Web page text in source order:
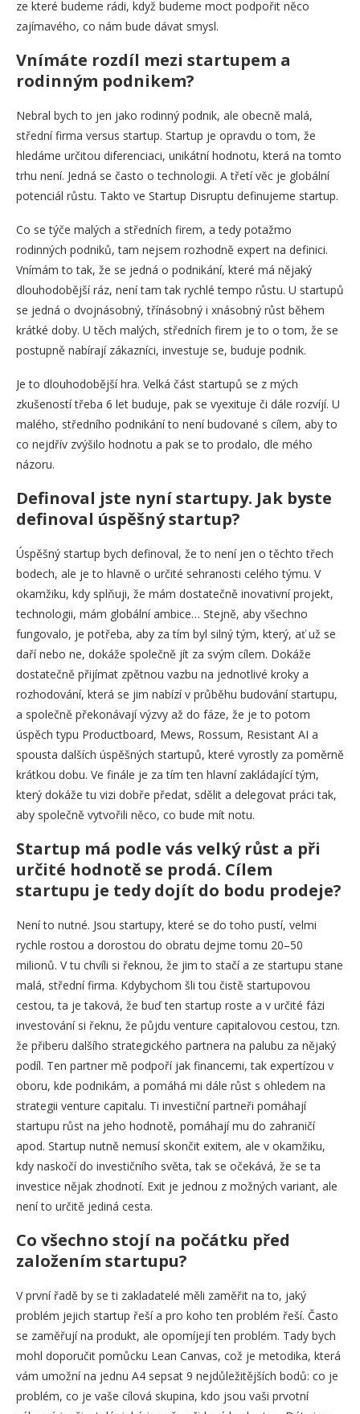
ze které budeme rádi, když budeme moct podpořit něco
zajímavého, co nám bude dávat smysl.
Vnímáte rozdíl mezi startupem a
rodinným podnikem?
Nebral bych to jen jako rodinný podnik, ale obecně malá,
střední firma versus startup. Startup je opravdu o tom, že
hledáme určitou diferenciaci, unikátní hodnotu, která na tomto
trhu není. Jedná se často o technologii. A třetí věc je globální
potenciál růstu. Takto ve Startup Disruptu definujeme startup.
Co se týče malých a středních firem, a tedy potažmo
rodinných podniků, tam nejsem rozhodně expert na definici.
Vnímám to tak, že se jedná o podnikání, které má nějaký
dlouhodobější ráz, není tam tak rychlé tempo růstu. U startupů
se jedná o dvojnásobný, třínásobný i xnásobný růst během
krátké doby. U těch malých, středních firem je to o tom, že se
postupně nabírají zákazníci, investuje se, buduje podnik.
Je to dlouhodobější hra. Velká část startupů se z mých
zkušeností třeba 6 let buduje, pak se vyexituje či dále rozvíjí. U
malého, středního podnikání to není budované s cílem, aby to
co nejdřív zvýšilo hodnotu a pak se to prodalo, dle mého
názoru.
Definoval jste nyní startupy. Jak byste
definoval úspěšný startup?
Úspěšný startup bych definoval, že to není jen o těchto třech
bodech, ale je to hlavně o určité sehranosti celého týmu. V
okamžiku, kdy splňuji, že mám dostatečně inovativní projekt,
technologii, mám globální ambice… Stejně, aby všechno
fungovalo, je potřeba, aby za tím byl silný tým, který, ať už se
daří nebo ne, dokáže společně jít za svým cílem. Dokáže
dostatečně přijímat zpětnou vazbu na jednotlivé kroky a
rozhodování, která se jim nabízí v průběhu budování startupu,
a společně překonávají výzvy až do fáze, že je to potom
úspěch typu Productboard, Mews, Rossum, Resistant AI a
spousta dalších úspěšných startupů, které vyrostly za poměrně
krátkou dobu. Ve finále je za tím ten hlavní zakládající tým,
který dokáže tu vizi dobře předat, sdělit a delegovat práci tak,
aby společně vytvořili něco, co bude mít notu.
Startup má podle vás velký růst a při
určité hodnotě se prodá. Cílem
startupu je tedy dojít do bodu prodeje?
Není to nutné. Jsou startupy, které se do toho pustí, velmi
rychle rostou a dorostou do obratu dejme tomu 20–50
milionů. V tu chvíli si řeknou, že jim to stačí a ze startupu stane
malá, střední firma. Kdybychom šli tou čistě startupovou
cestou, ta je taková, že buď ten startup roste a v určité fázi
investování si řeknu, že půjdu venture capitalovou cestou, tzn.
že přiberu dalšího strategického partnera na palubu za nějaký
podíl. Ten partner mě podpoří jak financemi, tak expertízou v
oboru, kde podnikám, a pomáhá mi dále růst s ohledem na
strategii venture capitalu. Ti investiční partneři pomáhají
startupu růst na jeho hodnotě, pomáhají mu do zahraničí
apod. Startup nutně nemusí skončit exitem, ale v okamžiku,
kdy naskočí do investičního světa, tak se očekává, že se ta
investice nějak zhodnotí. Exit je jednou z možných variant, ale
není to určitě jediná cesta.
Co všechno stojí na počátku před
založením startupu?
V první řadě by se ti zakladatelé měli zaměřit na to, jaký
problém jejich startup řeší a pro koho ten problém řeší. Často
se zaměřují na produkt, ale opomíjejí ten problém. Tady bych
mohl doporučit pomůcku Lean Canvas, což je metodika, která
vám umožní na jednu A4 sepsat 9 nejdůležitějších bodů: co je
problém, co je vaše cílová skupina, kdo jsou vaši prvotní